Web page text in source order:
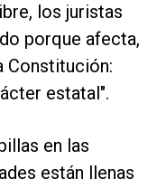
los juristas
porque afecta,
Constitución:
estatal".
en las
están llenas